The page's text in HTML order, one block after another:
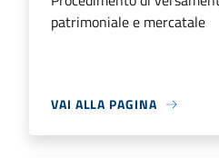
patrimoniale e mercatale
VAI ALLA PAGINA